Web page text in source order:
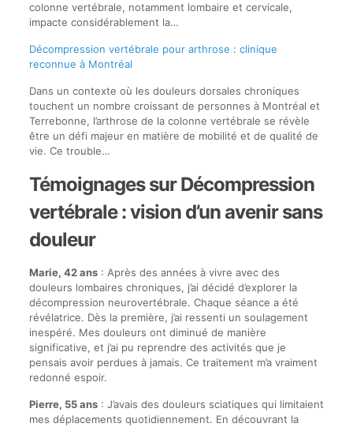
colonne vertébrale, notamment lombaire et cervicale,
impacte considérablement la…
Décompression vertébrale pour arthrose : clinique
reconnue à Montréal
Dans un contexte où les douleurs dorsales chroniques
touchent un nombre croissant de personnes à Montréal et
Terrebonne, l’arthrose de la colonne vertébrale se révèle
être un défi majeur en matière de mobilité et de qualité de
vie. Ce trouble…
Témoignages sur Décompression
vertébrale : vision d’un avenir sans
douleur
Marie, 42 ans: Après des années à vivre avec des
douleurs lombaires chroniques, j’ai décidé d’explorer la
décompression neurovertébrale. Chaque séance a été
révélatrice. Dès la première, j’ai ressenti un soulagement
inespéré. Mes douleurs ont diminué de manière
significative, et j’ai pu reprendre des activités que je
pensais avoir perdues à jamais. Ce traitement m’a vraiment
redonné espoir.
Pierre, 55 ans: J’avais des douleurs sciatiques qui limitaient
mes déplacements quotidiennement. En découvrant la